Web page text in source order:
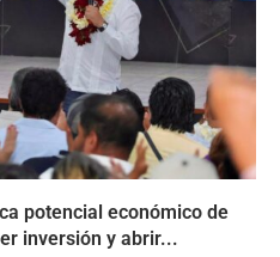
potencial económico de
inversión y abrir...